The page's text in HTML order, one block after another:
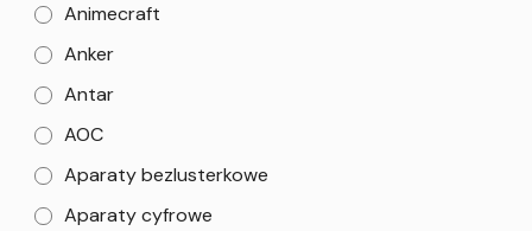
Animecraft
Anker
Antar
AOC
Aparaty bezlusterkowe
Aparaty cyfrowe